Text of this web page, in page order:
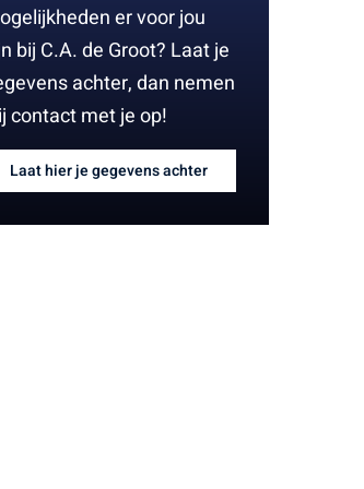
er voor jou
bij C.A. de Groot? Laat je
achter, dan nemen
contact met je op!
Laat hier je gegevens achter